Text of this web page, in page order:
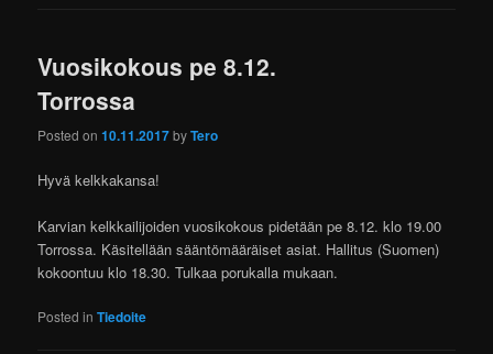
Vuosikokous pe 8.12.
Torrossa
Posted on10.11.2017byTero
Hyvä kelkkakansa!
Karvian kelkkailijoiden vuosikokous pidetään pe 8.12. klo 19.00
Torrossa. Käsitellään sääntömääräiset asiat. Hallitus (Suomen)
kokoontuu klo 18.30. Tulkaa porukalla mukaan.
Posted in Tiedoite